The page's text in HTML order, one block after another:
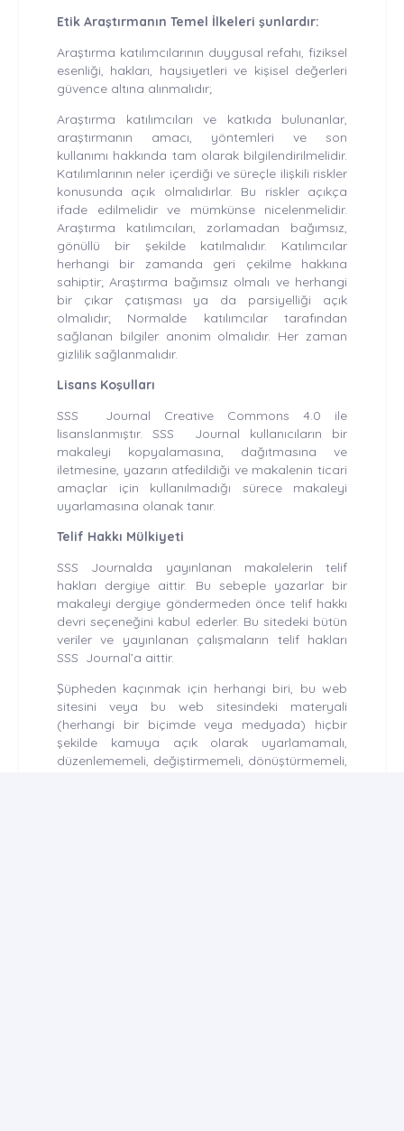
Etik Araştırmanın Temel İlkeleri şunlardır:
Araştırma katılımcılarının duygusal refahı, fiziksel
esenliği, hakları, haysiyetleri ve kişisel değerleri
güvence altına alınmalıdır;
Araştırma katılımcıları ve katkıda bulunanlar,
araştırmanın amacı, yöntemleri ve son
kullanımı hakkında tam olarak bilgilendirilmelidir.
Katılımlarının neler içerdiği ve süreçle ilişkili riskler
konusunda açık olmalıdırlar. Bu riskler açıkça
ifade edilmelidir ve mümkünse nicelenmelidir.
Araştırma katılımcıları, zorlamadan bağımsız,
gönüllü bir şekilde katılmalıdır. Katılımcılar
herhangi bir zamanda geri çekilme hakkına
sahiptir; Araştırma bağımsız olmalı ve herhangi
bir çıkar çatışması ya da parsiyelliği açık
olmalıdır; Normalde katılımcılar tarafından
sağlanan bilgiler anonim olmalıdır. Her zaman
gizlilik sağlanmalıdır.
Lisans Koşulları
SSS Journal Creative Commons 4.0 ile
lisanslanmıştır. SSS Journal kullanıcıların bir
makaleyi kopyalamasına, dağıtmasına ve
iletmesine, yazarın atfedildiği ve makalenin ticari
amaçlar için kullanılmadığı sürece makaleyi
uyarlamasına olanak tanır.
Telif Hakkı Mülkiyeti
SSS Journalda yayınlanan makalelerin telif
hakları dergiye aittir. Bu sebeple yazarlar bir
makaleyi dergiye göndermeden önce telif hakkı
devri seçeneğini kabul ederler. Bu sitedeki bütün
veriler ve yayınlanan çalışmaların telif hakları
SSS Journal’a aittir.
Şüpheden kaçınmak için herhangi biri, bu web
sitesini veya bu web sitesindeki materyali
(herhangi bir biçimde veya medyada) hiçbir
şekilde kamuya açık olarak uyarlamamalı,
düzenlememeli, değiştirmemeli, dönüştürmemeli,